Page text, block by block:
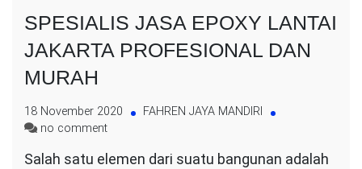
SPESIALIS JASA EPOXY LANTAI
JAKARTA PROFESIONAL DAN
MURAH
18 November 2020
FAHREN JAYA MANDIRI
no commenton
JASA
Salah satu elemen dari suatu bangunan adalah